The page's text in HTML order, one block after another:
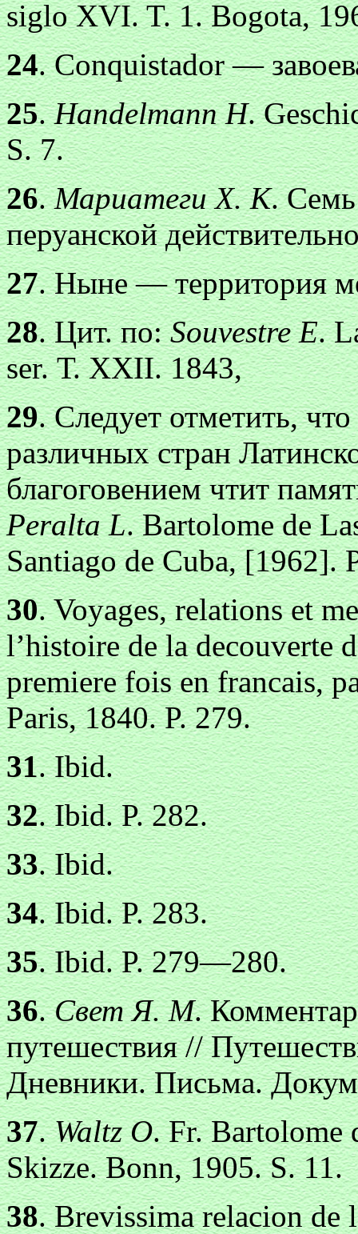
siglo XVI. T. 1. Bogota,
24. Conquistador —
25.Handelmann Н.
S. 7.
26.Мариатеги X. К. Семь
перуанской
27. Ныне — территория
28. Цит. по:Souvestre Е.
ser. Т. XXII. 1843,
29. Следует отметить,
различных стран
благоговением чтит
Peralta L. Bartolome de
Santiago de Cuba, [1962].
30. Voyages, relations et
l’histoire de la decouverte
premiere fois en francais,
Paris, 1840. P. 279.
31. Ibid.
32. Ibid. P. 282.
33. Ibid.
34. Ibid. P. 283.
35. Ibid. P. 279—280.
36.Свет Я. М.
путешествия //
Дневники. Письма.
37.Waltz О. Fr. Bartolome
Skizze. Bonn, 1905. S. 11.
38. Brevissima relacion